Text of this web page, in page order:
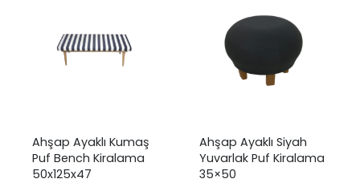
Ahşap Ayaklı Kumaş
Puf Bench Kiralama
50x125x47
Ahşap Ayaklı Siyah
Yuvarlak Puf Kiralama
35×50